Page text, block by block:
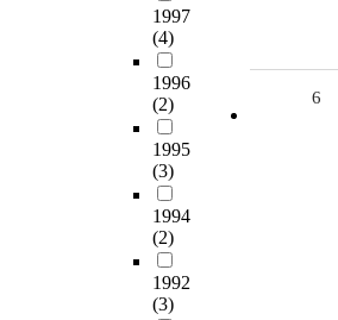
1997
(4)
1996
(2)
1995
(3)
1994
(2)
1992
(3)
6